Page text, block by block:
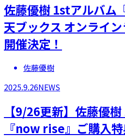
佐藤優樹 1stアルバム
天ブックス オンライ
開催決定！
佐藤優樹
2025.9.26NEWS
【9/26更新】佐藤優
『now rise』ご購入